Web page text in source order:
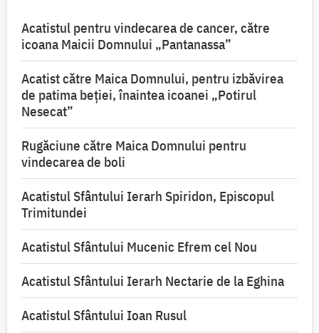
Acatistul pentru vindecarea de cancer, către
icoana Maicii Domnului „Pantanassa”
Acatist către Maica Domnului, pentru izbăvirea
de patima beției, înaintea icoanei „Potirul
Nesecat”
Rugăciune către Maica Domnului pentru
vindecarea de boli
Acatistul Sfântului Ierarh Spiridon, Episcopul
Trimitundei
Acatistul Sfântului Mucenic Efrem cel Nou
Acatistul Sfântului Ierarh Nectarie de la Eghina
Acatistul Sfântului Ioan Rusul